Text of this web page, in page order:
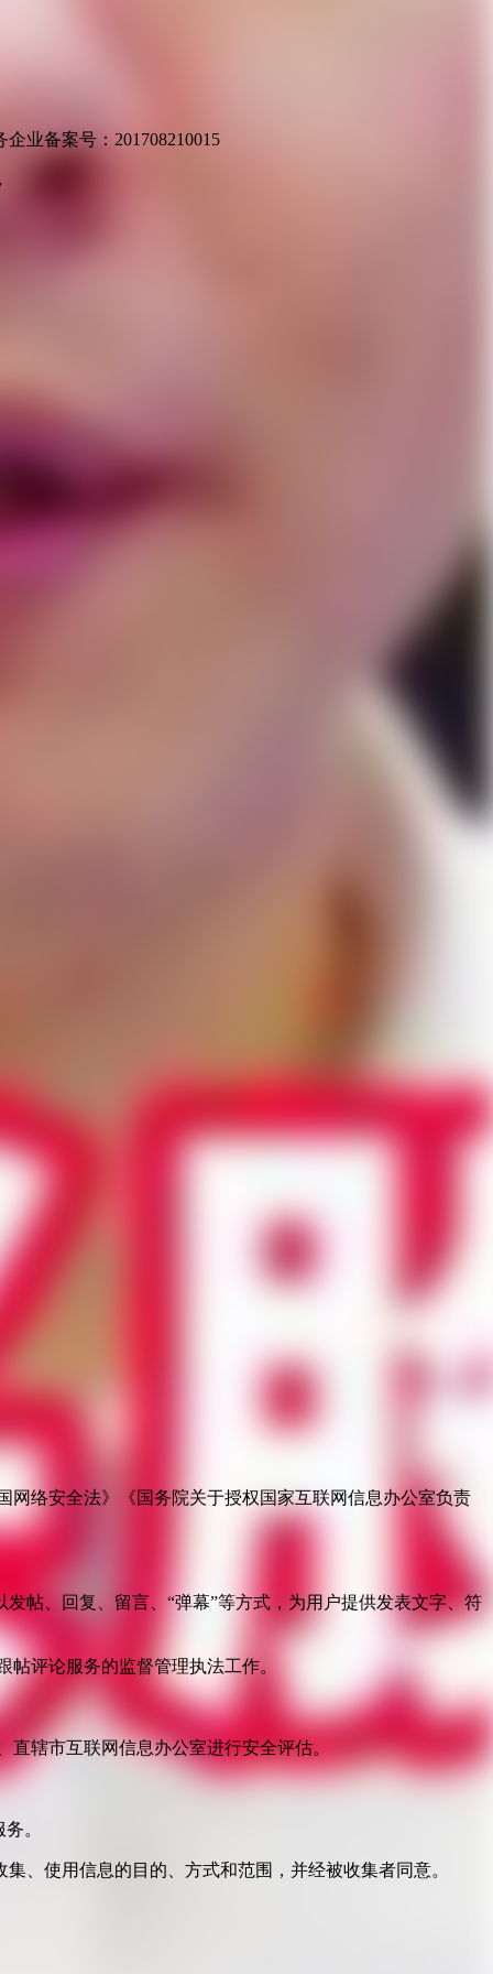
业备案号：201708210015
络安全法》《国务院关于授权国家互联网信息办公室负责
帖、回复、留言、“弹幕”等方式，为用户提供发表文字、符
评论服务的监督管理执法工作。
辖市互联网信息办公室进行安全评估。
。
、使用信息的目的、方式和范围，并经被收集者同意。